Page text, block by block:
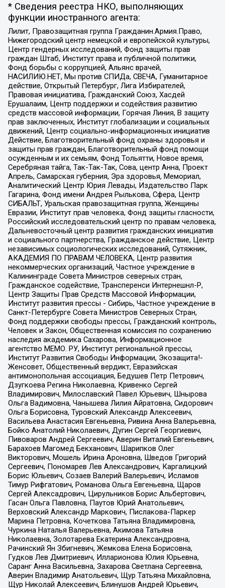
* Сведения реестра НКО, выполняющих
функции иностранного агента:
Лилит, Правозащитная группа Гражданин.Армия.Право,
Нижегородский центр немецкой и европейской культуры,
Центр гендерных исследований, Фонд защиты прав
граждан Штаб, Институт права и публичной политики,
Фонд борьбы с коррупцией, Альянс врачей,
НАСИЛИЮ.НЕТ, Мы против СПИДа, СВЕЧА, Гуманитарное
действие, Открытый Петербург, Лига Избирателей,
Правовая инициатива, Гражданский Союз, Хасдей
Ерушалаим, Центр поддержки и содействия развитию
средств массовой информации, Горячая Линия, В защиту
прав заключенных, Институт глобализации и социальных
движений, Центр социально-информационных инициатив
Действие, Благотворительный фонд охраны здоровья и
защиты прав граждан, Благотворительный фонд помощи
осужденным и их семьям, Фонд Тольятти, Новое время,
Серебряная тайга, Так-Так-Так, Сова, центр Анна, Проект
Апрель, Самарская губерния, Эра здоровья, Мемориал,
Аналитический Центр Юрия Левады, Издательство Парк
Гагарина, Фонд имени Андрея Рылькова, Сфера, Центр
СИБАЛЬТ, Уральская правозащитная группа, Женщины
Евразии, Институт прав человека, Фонд защиты гласности,
Российский исследовательский центр по правам человека,
Дальневосточный центр развития гражданских инициатив
и социального партнерства, Гражданское действие, Центр
независимых социологических исследований, Сутяжник,
АКАДЕМИЯ ПО ПРАВАМ ЧЕЛОВЕКА, Центр развития
некоммерческих организаций, Частное учреждение в
Калининграде Совета Министров северных стран,
Гражданское содействие, Трансперенси Интернешнл-Р,
Центр Защиты Прав Средств Массовой Информации,
Институт развития прессы - Сибирь, Частное учреждение в
Санкт-Петербурге Совета Министров Северных Стран,
Фонд поддержки свободы прессы, Гражданский контроль,
Человек и Закон, Общественная комиссия по сохранению
наследия академика Сахарова, Информационное
агентство МЕМО. РУ, Институт региональной прессы,
Институт Развития Свободы Информации, Экозащита!-
Женсовет, Общественный вердикт, Евразийская
антимонопольная ассоциация, Бедушев Петр Петрович,
Дзугкоева Регина Николаевна, Кривенко Сергей
Владимирович, Милославский Павел Юрьевич, Шнырова
Ольга Вадимовна, Чанышева Лилия Айратовна, Сидорович
Ольга Борисовна, Туровский Александр Алексеевич,
Васильева Анастасия Евгеньевна, Ривина Анна Валерьевна,
Бойко Анатолий Николаевич, Дугин Сергей Георгиевич,
Пивоваров Андрей Сергеевич, Аверин Виталий Евгеньевич,
Барахоев Магомед Бекханович, Шарипков Олег
Викторович, Мошель Ирина Ароновна, Шведов Григорий
Сергеевич, Пономарев Лев Александрович, Каргалицкий
Борис Юльевич, Созаев Валерий Валерьевич, Исламов
Тимур Рифгатович, Романова Ольга Евгеньевна, Щаров
Сергей Алексадрович, Цирульников Борис Альбертович,
Гасан Ольга Павловна, Паутов Юрий Анатольевич,
Верховский Александр Маркович, Пислакова-Паркер
Марина Петровна, Кочеткова Татьяна Владимировна,
Чуркина Наталья Валерьевна, Акимова Татьяна
Николаевна, Золотарева Екатерина Александровна,
Рачинский Ян Збигневич, Жемкова Елена Борисовна,
Гудков Лев Дмитриевич, Илларионова Юлия Юрьевна,
Саранг Анна Васильевна, Захарова Светлана Сергеевна,
Аверин Владимир Анатольевич, Щур Татьяна Михайловна,
Щур Николай Алексеевич, Блинушов Андрей Юрьевич,